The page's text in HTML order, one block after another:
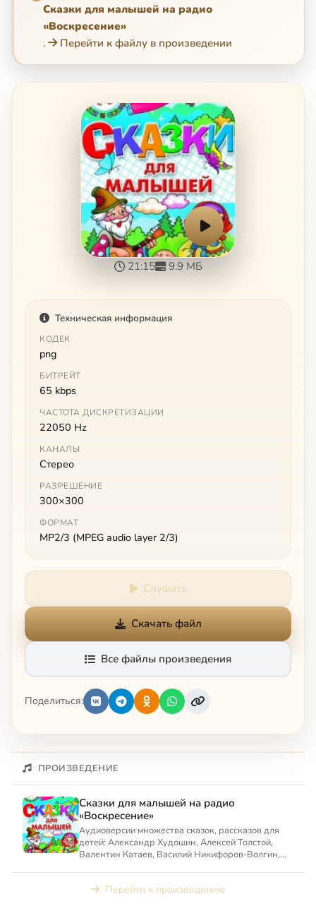
Сказки для малышей на радио
«Воскресение»
.
Перейти к файлу в произведении
21:15 9.9 МБ
Техническая информация
КОДЕК
png
БИТРЕЙТ
65 kbps
ЧАСТОТА ДИСКРЕТИЗАЦИИ
22050 Hz
КАНАЛЫ
Стерео
РАЗРЕШЕНИЕ
300×300
ФОРМАТ
MP2/3 (MPEG audio layer 2/3)
Слушать
Скачать файл
Все файлы произведения
Поделиться:
ПРОИЗВЕДЕНИЕ
Сказки для малышей на радио
«Воскресение»
Аудиоверсии множества сказок, рассказов для
детей: Александр Худошин, Алексей Толстой,
Валентин Катаев, Василий Никифоров-Волгин,
Перейти к произведению